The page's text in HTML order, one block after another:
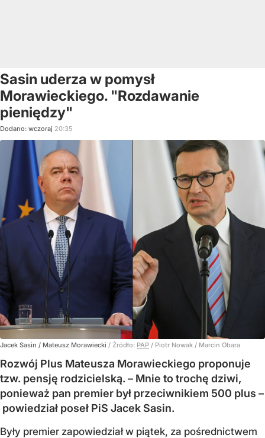
Sasin uderza w pomysł
Morawieckiego. "Rozdawanie
pieniędzy"
Dodano: wczoraj 20:35
Jacek Sasin / Mateusz Morawiecki / Źródło: PAP / Piotr Nowak / Marcin Obara
Rozwój Plus Mateusza Morawieckiego proponuje
tzw. pensję rodzicielską. – Mnie to trochę dziwi,
ponieważ pan premier był przeciwnikiem 500 plus –
powiedział poseł PiS Jacek Sasin.
Były premier zapowiedział w piątek, za pośrednictwem